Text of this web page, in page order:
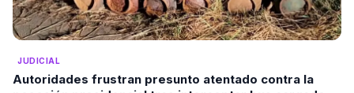
JUDICIAL
Autoridades frustran presunto atentado contra la